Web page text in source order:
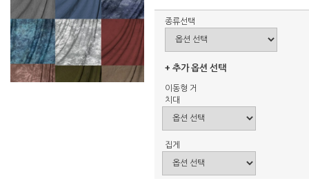
종류선택
+ 추가 옵션 선택
이동형 거
치대
집게